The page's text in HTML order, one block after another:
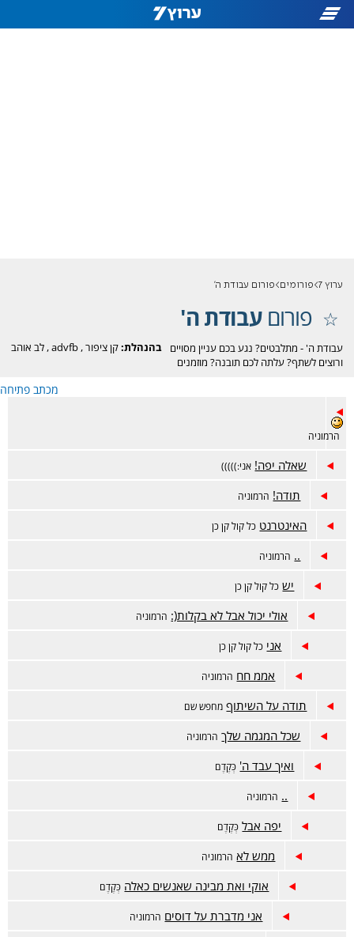
ערוץ 7 פורומים פורום עבודת ה'
פורוםעבודת ה'
בהנהלת:קן ציפור,
advfb
,לב אוהב
עבודת ה' - מתלבטים? נגע בכם עניין מסויים
ורוצים לשתף? עלתה לכם תובנה? מוזמנים
מכתב פתיחה
הרמוניה
שאלה יפה! אני:)))))
תודה! הרמוניה
האינטרנט כל קול קן כן
.. הרמוניה
יש כל קול קן כן
אולי יכול אבל לא בקלות(: הרמוניה
אני כל קול קן כן
אממ חח הרמוניה
תודה על השיתוף מחפש שם
שכל המגמה שלך הרמוניה
ואיך עבד ה' כְּקֶדֶם
.. הרמוניה
יפה אבל כְּקֶדֶם
ממש לא הרמוניה
אוקי ואת מבינה שאנשים כאלה כְּקֶדֶם
אני מדברת על דוסים הרמוניה